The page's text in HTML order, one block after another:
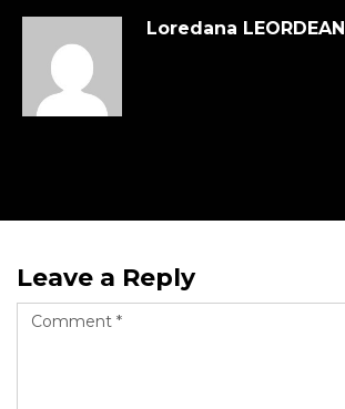
Loredana LEORDEAN
Leave a Reply